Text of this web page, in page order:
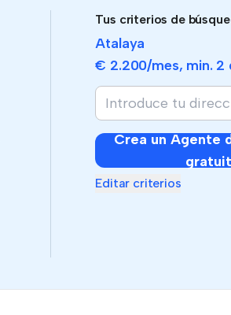
Tus criterios de
Atalaya
€ 2.200/mes, min. 2
Crea un Agente
Editar criterios